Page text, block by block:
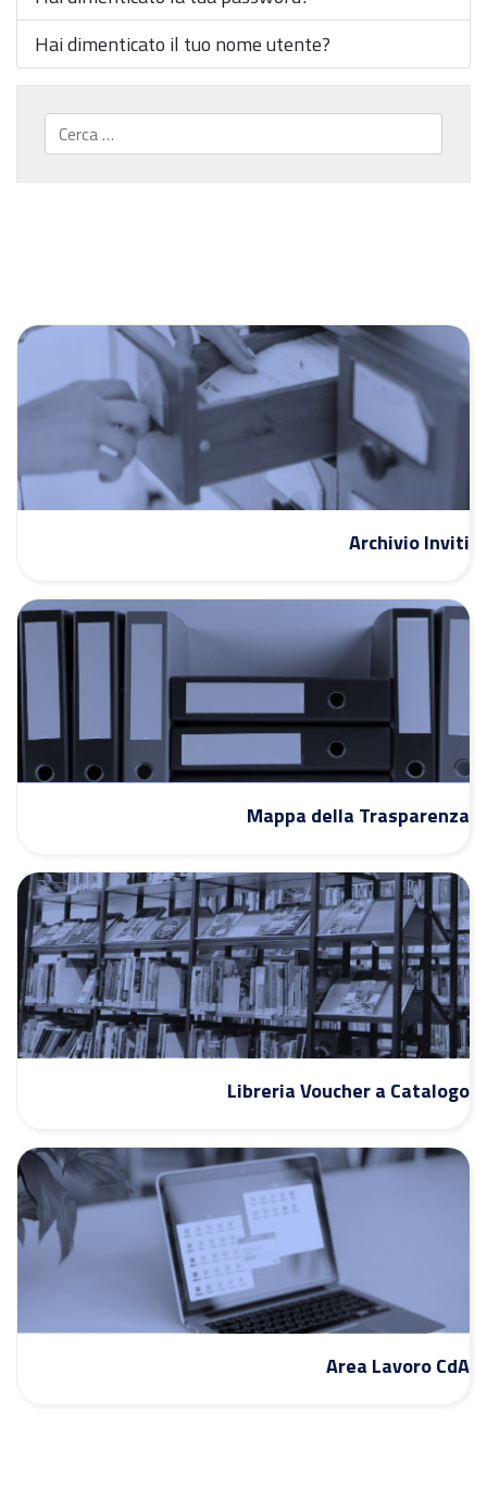
Hai dimenticato il tuo nome utente?
Cerca...
Archivio Inviti
Mappa della Trasparenza
Libreria Voucher a Catalogo
Area Lavoro CdA